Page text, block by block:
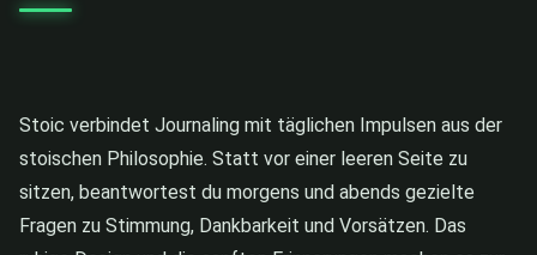
Stoic verbindet Journaling mit täglichen Impulsen aus der
stoischen Philosophie. Statt vor einer leeren Seite zu
sitzen, beantwortest du morgens und abends gezielte
Fragen zu Stimmung, Dankbarkeit und Vorsätzen. Das